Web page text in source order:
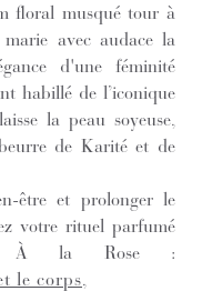
floral musqué tour à
avec audace la
d'une féminité
habillé de l’iconique
la peau soyeuse,
de Karité et de
être et prolonger le
votre rituel parfumé
À la Rose :
le corps